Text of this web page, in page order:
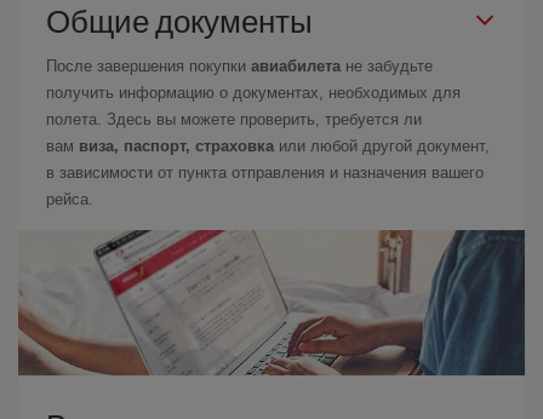
Общие документы
После завершения покупки авиабилета не забудьте
получить информацию о документах, необходимых для
полета. Здесь вы можете проверить, требуется ли
вам виза, паспорт, страховка или любой другой документ,
в зависимости от пункта отправления и назначения вашего
рейса.